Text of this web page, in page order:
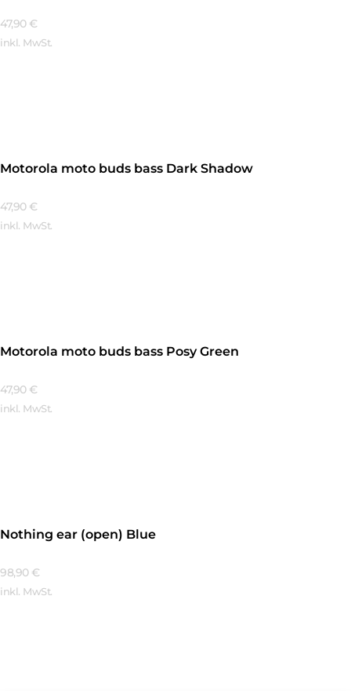
47,90 €
inkl. MwSt.
Motorola moto buds bass Dark Shadow
47,90 €
inkl. MwSt.
Motorola moto buds bass Posy Green
47,90 €
inkl. MwSt.
Nothing ear (open) Blue
98,90 €
inkl. MwSt.